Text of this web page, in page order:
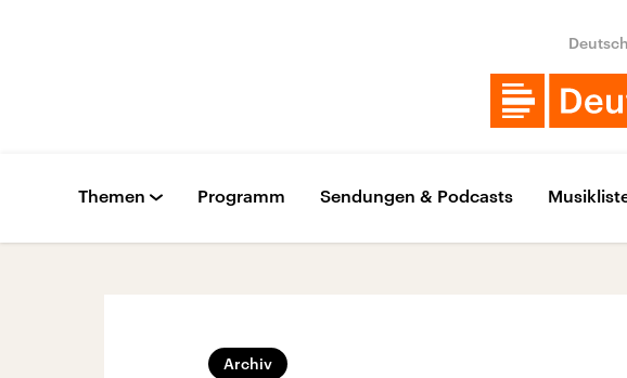
Themen Programm Sendungen & Podcasts
Archiv